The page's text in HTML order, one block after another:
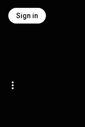
Sign in